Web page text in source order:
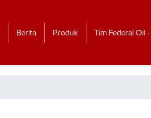
Berita Produk Tim Federal Oil